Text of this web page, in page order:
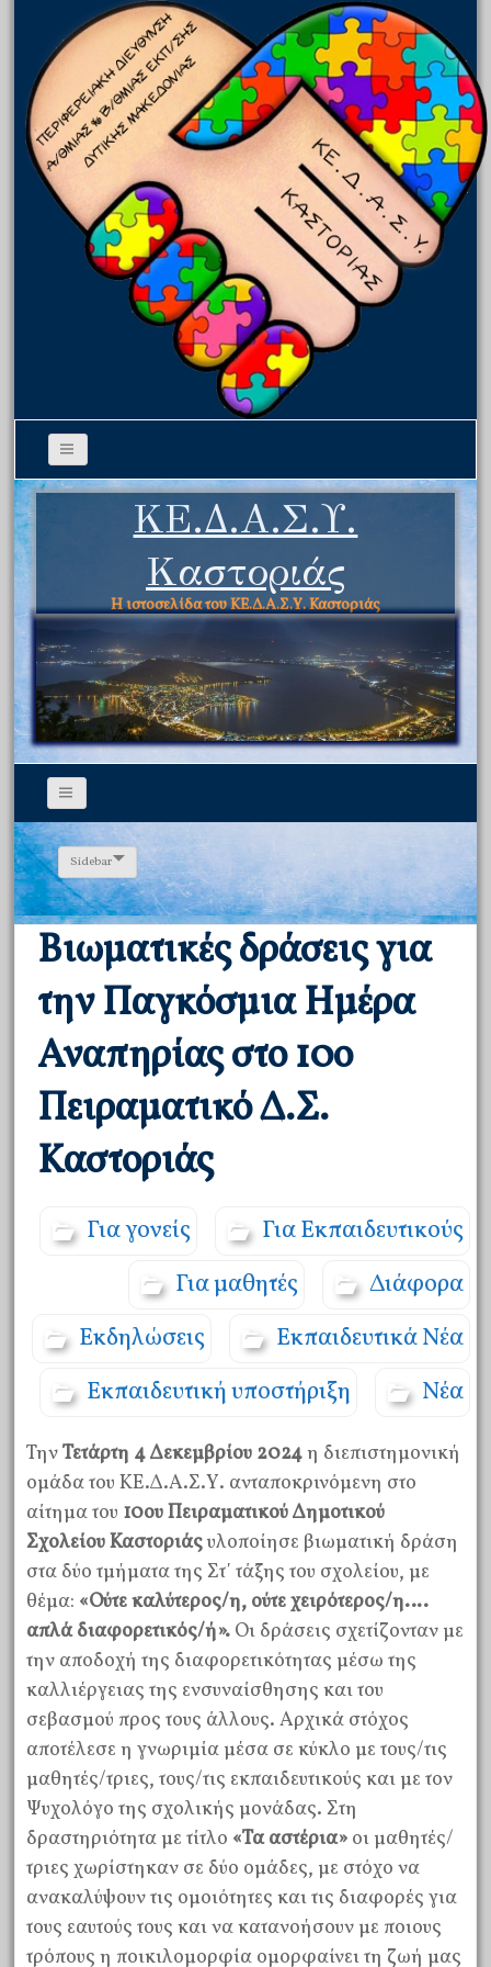
ΚΕ.Δ.Α.Σ.Υ.
Καστοριάς
Η ιστοσελίδα του ΚΕ.Δ.Α.Σ.Υ. Καστοριάς
Sidebar
Βιωματικές δράσεις για
την Παγκόσμια Ημέρα
Αναπηρίας στο 10ο
Πειραματικό Δ.Σ.
Καστοριάς
Για γονείς
Για Εκπαιδευτικούς
Για μαθητές
Διάφορα
Εκδηλώσεις
Εκπαιδευτικά Νέα
Εκπαιδευτική υποστήριξη
Νέα
ΤηνΤετάρτη 4 Δεκεμβρίου 2024η διεπιστημονική
ομάδα του ΚΕ.Δ.Α.Σ.Υ. ανταποκρινόμενη στο
αίτημα του 10ου Πειραματικού Δημοτικού
Σχολείου Καστοριάςυλοποίησε βιωματική δράση
στα δύο τμήματα της Στ΄ τάξης του σχολείου, με
θέμα: «Ούτε καλύτερος/η, ούτε χειρότερος/η….
απλά διαφορετικός/ή». Οι δράσεις σχετίζονταν με
την αποδοχή της διαφορετικότητας μέσω της
καλλιέργειας της ενσυναίσθησης και του
σεβασμού προς τους άλλους. Αρχικά στόχος
αποτέλεσε η γνωριμία μέσα σε κύκλο με τους/τις
μαθητές/τριες, τους/τις εκπαιδευτικούς και με τον
Ψυχολόγο της σχολικής μονάδας. Στη
δραστηριότητα με τίτλο «Τα αστέρια» οι μαθητές/
τριες χωρίστηκαν σε δύο ομάδες, με στόχο να
ανακαλύψουν τις ομοιότητες και τις διαφορές για
τους εαυτούς τους και να κατανοήσουν με ποιους
τρόπους η ποικιλομορφία ομορφαίνει τη ζωή μας